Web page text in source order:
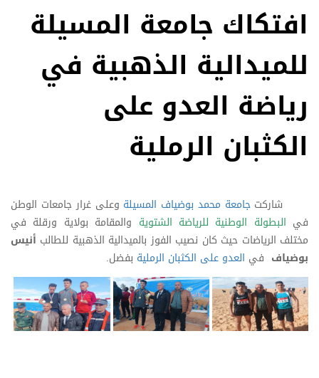
افتكاك جامعة المسيلة
للميدالية الذهبية في
رياضة العدو على
الكثبان الرملية
شاركتجامعة محمد بوضياف المسيلة وعلى غرار جامعات الوطن
في البطولة الوطنية للرياضة الشتوية والمقامة بولاية ورقلة في
مختلف الرياضات حيث كان نصيب الفوز بالميدالية الذهبية للطالب أنيس
بوضياف في العدو على الكثبان الرملية بفضل.